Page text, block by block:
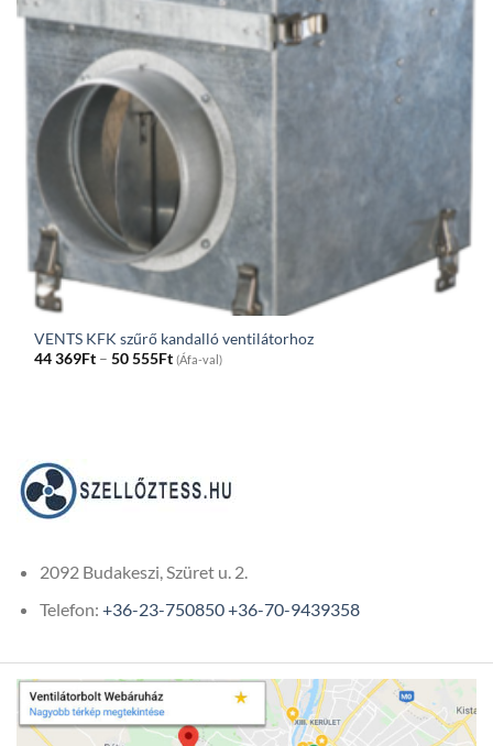
VENTS KFK szűrő kandalló ventilátorhoz
44 369Ft – 50 555FtPrice
range:
(Áfa-val)
2092 Budakeszi, Szüret u. 2.
Telefon: +36-23-750850+36-70-9439358